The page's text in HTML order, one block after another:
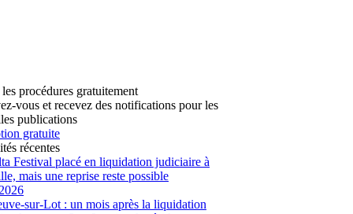
procédures gratuitement
vous et recevez des notifications pour les
publications
gratuite
récentes
Festival placé en liquidation judiciaire à
mais une reprise reste possible
sur-Lot : un mois après la liquidation